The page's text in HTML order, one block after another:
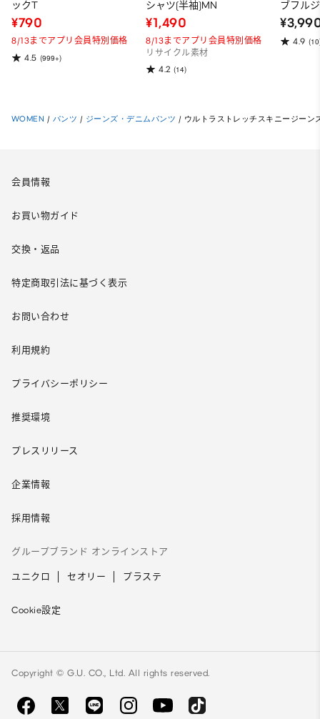
ックT
¥790
8/13までアプリ会員特別価格
4.5 (999+)
シャツ(半袖)MN
¥1,490
8/13までアプリ会員特別価格
リサイクル素材
4.2 (14)
ブフル
ーパー
ット）
4.9
WOMEN / パンツ / ジーンズ・デニムパンツ / ウルトラストレッチスキニージーン
会員情報
お買い物ガイド
交換・返品
特定商取引法に基づく表示
お問い合わせ
利用規約
プライバシーポリシー
推奨環境
プレスリリース
企業情報
採用情報
グループブランド オンラインストア
ユニクロ セオリー プラステ
Cookie設定
Copyright © G.U. CO., Ltd. All rights reserved.